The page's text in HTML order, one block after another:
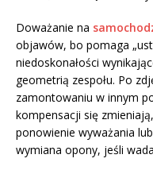
Doważanie na
objawów, bo pomaga
niedoskonałości
geometrią zespołu. Po
zamontowaniu w innym
kompensacji się
ponowienie wyważania
wymiana opony, jeśli